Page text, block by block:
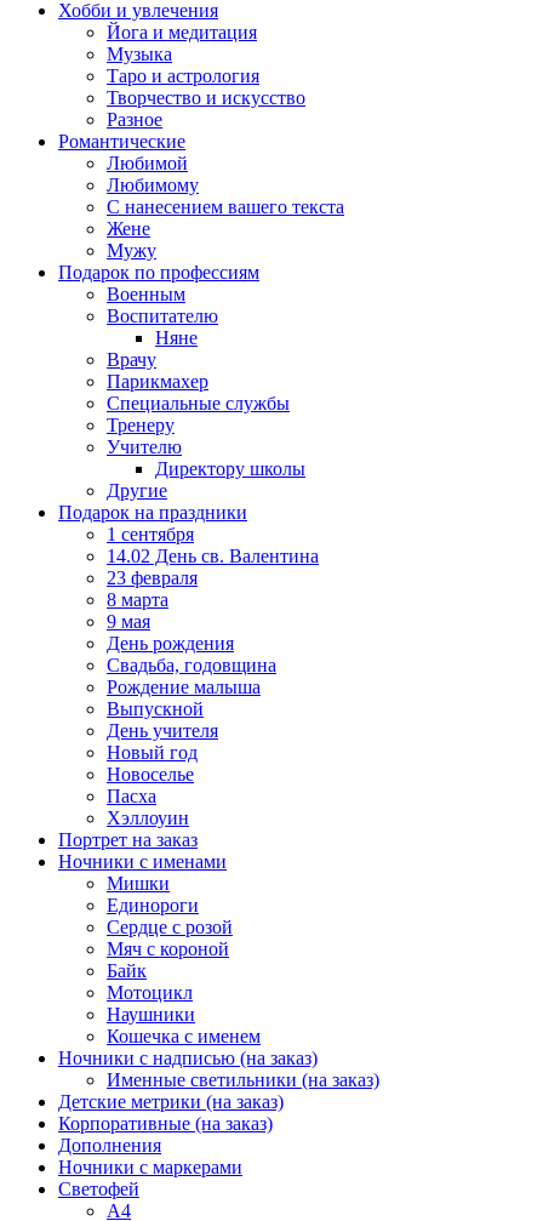
Хобби и увлечения
Йога и медитация
Музыка
Таро и астрология
Творчество и искусство
Разное
Романтические
Любимой
Любимому
С нанесением вашего текста
Жене
Мужу
Подарок по профессиям
Военным
Воспитателю
Няне
Врачу
Парикмахер
Специальные службы
Тренеру
Учителю
Директору школы
Другие
Подарок на праздники
1 сентября
14.02 День св. Валентина
23 февраля
8 марта
9 мая
День рождения
Свадьба, годовщина
Рождение малыша
Выпускной
День учителя
Новый год
Новоселье
Пасха
Хэллоуин
Портрет на заказ
Ночники с именами
Мишки
Единороги
Сердце с розой
Мяч с короной
Байк
Мотоцикл
Наушники
Кошечка с именем
Ночники с надписью (на заказ)
Именные светильники (на заказ)
Детские метрики (на заказ)
Корпоративные (на заказ)
Дополнения
Ночники с маркерами
Светофей
А4